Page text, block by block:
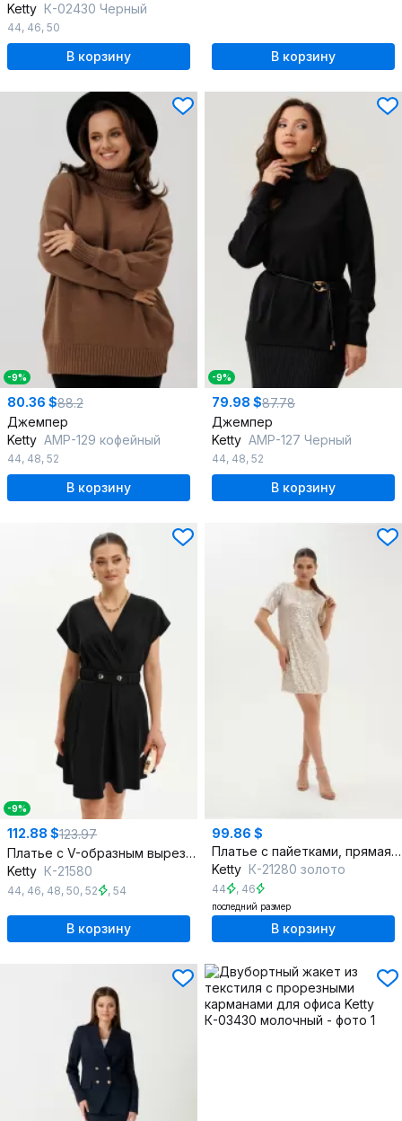
Ketty К-02430 Черный
44, 46, 50
В корзину В корзину
-9%
80.36 $88.2
Джемпер
Ketty AMР-129 кофейный
44, 48, 52
В корзину
-9%
79.98 $87.78
Джемпер
Ketty AMР-127 Черный
44, 48, 52
В корзину
-9%
112.88 $123.97
Платье с V-образным вырезом, со складками и карманами
Ketty К-21580
44, 46, 48, 50, 52 , 54
В корзину
99.86 $
Платье с пайетками, прямая, с коротким рукавом
Ketty К-21280 золото
44 , 46
последний размер
В корзину